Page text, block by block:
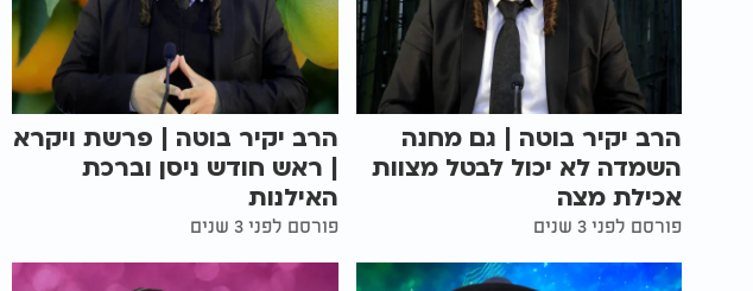
הרב יקיר בוטה | גם מחנה
השמדה לא יכול לבטל מצוות
אכילת מצה
פורסם לפני 3 שנים
הרב יקיר בוטה | פרשת ויקרא
| ראש חודש ניסן וברכת
האילנות
פורסם לפני 3 שנים